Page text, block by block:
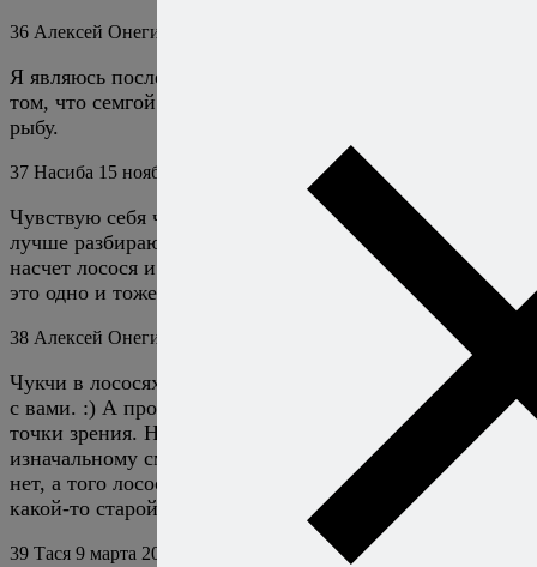
36 Алексей Онегин
Я являюсь последовательным сторонником теории о
том, что семгой и лососем у нас называют одну и ту же
рыбу.
37 Насиба 15 ноября 2012
Чувствую себя чукчей. Хотя, они наверное, в этом
лучше разбираются. А я вот ,если бы не написала Вам,
насчет лосося и семги, так и не узнала бы о том, что
это одно и тоже. Круто. Спасибо Вам. ))
38 Алексей Онегин
Чукчи в лососях разбираются явно намного лучше нас
с вами. :) А про семгу — говорю же, тут есть разные
точки зрения. Но мне кажется, что если следовать
изначальному смыслу этого названия, то семги у нас
нет, а того лосося, что продают, называют семгой по
какой-то старой памяти.
39 Тася 9 марта 2013